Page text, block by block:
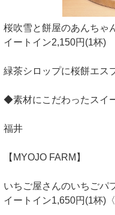
桜吹雪と餅屋のあんちゃ
イートイン2,150円(1杯)
緑茶シロップに桜餅エス
◆素材にこだわったスイ
福井
【MYOJO FARM】
いちご屋さんのいちごパ
イートイン1,650円(1杯)